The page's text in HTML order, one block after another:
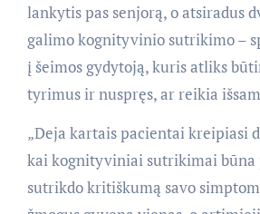
lankytis pas senjorą, o atsiradus
galimo kognityvinio sutrikimo –
į šeimos gydytoją, kuris atliks
tyrimus ir nuspręs, ar reikia
„Deja kartais pacientai kreipiasi
kai kognityviniai sutrikimai būna
sutrikdo kritiškumą savo